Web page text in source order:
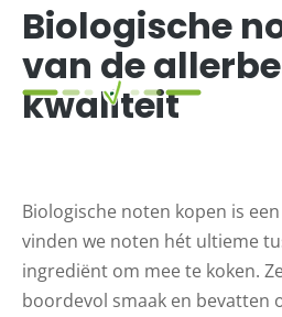
Biologische
van de
kwaliteit
Biologische noten kopen is
vinden we noten hét ultieme
ingrediënt om mee te koken.
boordevol smaak en bevatten